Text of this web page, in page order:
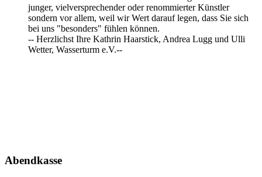
junger, vielversprechender oder renommierter Künstler
sondern vor allem, weil wir Wert darauf legen, dass Sie sich
bei uns "besonders" fühlen können.
-- Herzlichst Ihre Kathrin Haarstick, Andrea Lugg und Ulli
Wetter, Wasserturm e.V.--
Abendkasse